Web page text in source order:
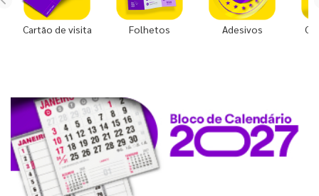
Cartão de visita Folhetos Adesivos